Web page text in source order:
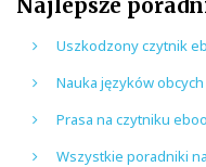
Najlepsze
Uszkodzony czytnik
Nauka języków
Prasa na czytniku
Wszystkie poradniki